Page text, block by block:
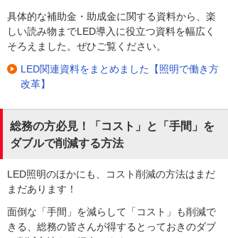
具体的な補助金・助成金に関する資料から、楽
しい読み物までLED導入に役立つ資料を幅広く
そろえました。ぜひご覧ください。
LED関連資料をまとめました【照明で働き方
改革】
総務の方必見！「コスト」と「手間」を
ダブルで削減する方法
LED照明のほかにも、コスト削減の方法はまだ
まだあります！
面倒な「手間」を減らして「コスト」も削減で
きる、総務の皆さんが得するとっておきのダブ